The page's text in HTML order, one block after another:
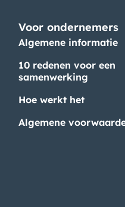
Voor ondernemers
Algemene informatie
10 redenen voor een
samenwerking
Hoe werkt het
Algemene